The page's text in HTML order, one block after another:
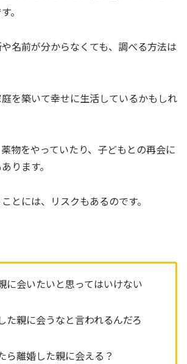
。
名前が分からなくても、調べる方法は
を築いて幸せに生活しているかもしれ
物をやっていたり、子どもとの再会に
ります。
とには、リスクもあるのです。
に会いたいと思ってはいけない
た親に会うなと言われるんだろ
ら離婚した親に会える？